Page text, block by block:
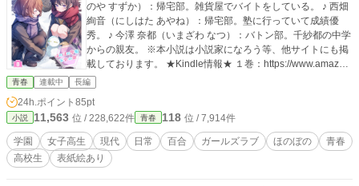
のや すずか）：帰宅部。雑貨屋でバイトをしている。 ♪ 西畑
絢音（にしはた あやね）：帰宅部。塾に行っていて成績優
秀。 ♪ 今澤 奈都（いまざわ なつ）：バトン部。千紗都の中学
からの親友。 ※本小説は小説家になろう等、他サイトにも掲
載しております。 ★Kindle情報★ １巻：https://www.amazon.
co.jp/dp/B098XLYJG4 ２巻：https://www.amazon.co.jp/dp/B0
9L6RM9SP ３巻：https://www.amazon.co.jp/dp/B09VTHS1W
3 ４巻：https://www.amazon.co.jp/dp/B0BNQRN12P ５巻：h
ttps://www.amazon.co.jp/dp/B0CHFX4THL ６巻：https://www.
amazon.co.jp/dp/B0D9KFRSLZ ７巻：https://www.amazon.c
o.jp/dp/B0F7FLTV8P ８巻：https://www.amazon.co.jp/dp/B0G
XQRWCQZ Chit-Chat!１：https://www.amazon.co.jp/dp/B0CT
青春 連載中 長編
24h.ポイント 85pt
小説 11,563 位 / 228,622件 青春 118 位 / 7,914件
学園 女子高生 現代 日常 百合 ガールズラブ ほのぼの
青春
高校生
表紙絵あり